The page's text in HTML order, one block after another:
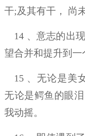
干;及其有干， 尚
14 、意志的出
望合并和提升到一
15 、无论是美
无论是鳄鱼的眼
我动摇。